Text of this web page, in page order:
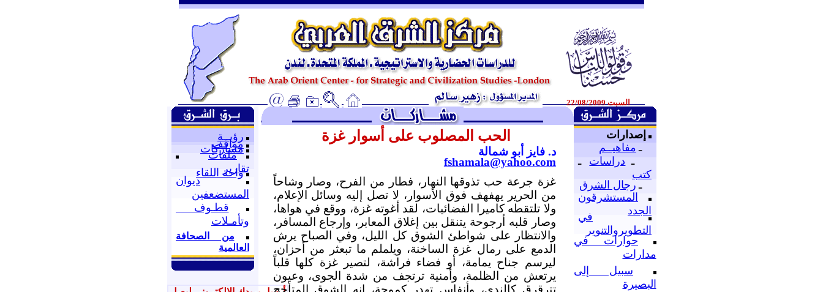
ـ
السبت 22/08/2009
رؤيــة
مواقف
مشاركات
ملفات
تقارير
واحة اللقاء
ديوان
المستضعفين
قطـوف
وتأمـلات
من الصحافة
العالمية
إصدارات
ـ مفاهيــم
ـ دراسات
ـ
كتب
ـ رجال الشرق
المستشرقون
الجدد
في
التطويروالتنوير
حوارات في
مدارات
سبيل إلى
البصيرة
الحب المصلوب على أسوار غزة
د. فايز أبو شمالة
fshamala@yahoo.com
غزة جرعة حب تذوقها النهار، فطار من الفرح، وصار وشاحاً
من الحرير يهفهف فوق الأسوار، لا تصل إليه وسائل الإعلام،
ولا تلتقطه كاميرا الفضائيات، لقد أغوته غزة، ووقع في هواها،
وصار قلبه أرجوحة يتنقل بين إغلاق المعابر، وإرجاع المسافر،
والانتظار على شواطئ الشوق كل الليل، وفي الصباح يرش
الدمع على رمال غزة الساخنة، ويلملم ما تبعثر من أحزان،
ليرسم جناح يمامة، أو فضاء فراشة، لتصير غزة كلها قلباً
يرتعش من الظلمة، وأمنية ترتجف من شدة الجوى، وعيون
تترقرق كالندى، وأنفاس تهدر كموجة، إنه الشوق المتأجج